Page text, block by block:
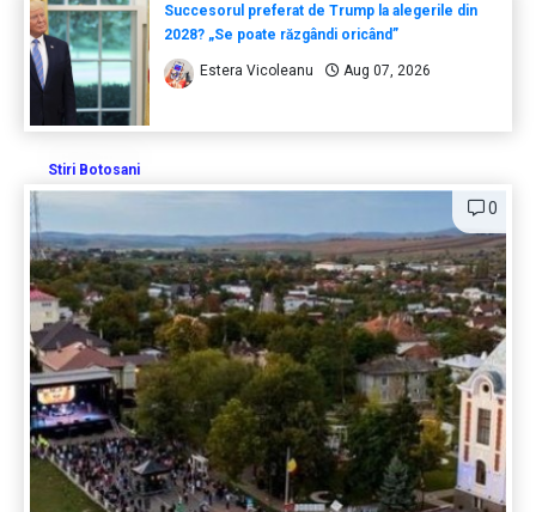
Succesorul preferat de Trump la alegerile din
2028? „Se poate răzgândi oricând”
Estera Vicoleanu Aug 07, 2026
Stiri Botosani
0